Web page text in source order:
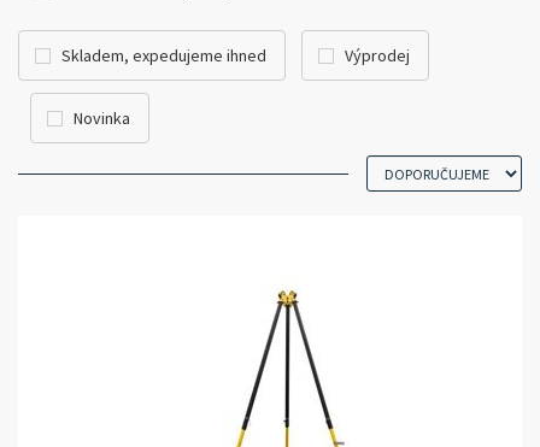
Skladem, expedujeme ihned Výprodej
Novinka